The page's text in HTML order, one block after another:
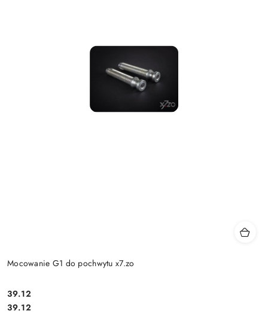
Mocowanie G1 do pochwytu x7.zo
Cena:
39.12
Cena:
39.12